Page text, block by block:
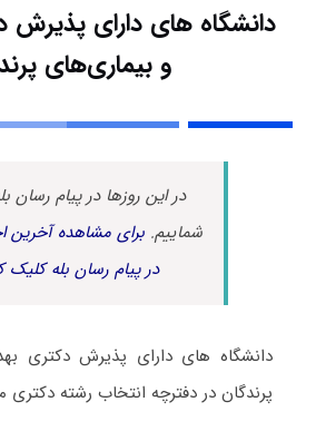
دانشگاه های دارای
و ﺑﻴﻤﺎریﻫﺎی
در این روزها در پیام رسان
شماییم.برای مشاهده آخرین
در پیام رسان بله کلیک
دانشگاه های دارای پذیرش دکتری
ﭘﺮﻧﺪﮔﺎن در دفترچه انتخاب رشته